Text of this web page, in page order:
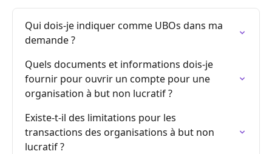
Qui dois-je indiquer comme UBOs dans ma
demande ?
Quels documents et informations dois-je
fournir pour ouvrir un compte pour une
organisation à but non lucratif ?
Existe-t-il des limitations pour les
transactions des organisations à but non
lucratif ?